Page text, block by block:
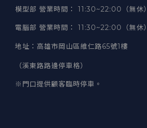
模型部 營業時間 ： 11:30~22:00（無休）
電腦部 營業時間 ： 11:30~22:00（無休）
地址 ： 高雄市岡山區維仁路65號1樓
（溪東路路邊停車格）
※門口提供顧客臨時停車。